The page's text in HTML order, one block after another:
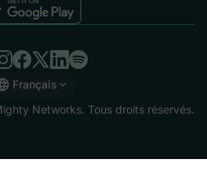
Français
Networks. Tous droits réservés.